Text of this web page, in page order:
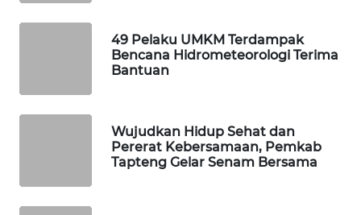
49 Pelaku UMKM Terdampak
Bencana Hidrometeorologi Terima
Bantuan
Wujudkan Hidup Sehat dan
Pererat Kebersamaan, Pemkab
Tapteng Gelar Senam Bersama
PLN
WATCH